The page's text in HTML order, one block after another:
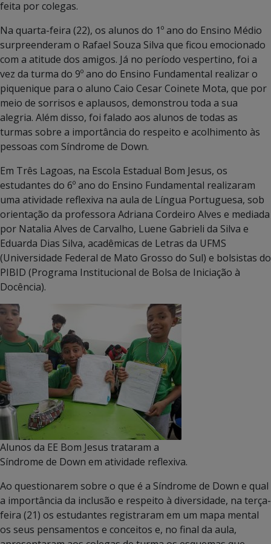
feita por colegas.
Na quarta-feira (22), os alunos do 1º ano do Ensino Médio
surpreenderam o Rafael Souza Silva que ficou emocionado
com a atitude dos amigos. Já no período vespertino, foi a
vez da turma do 9º ano do Ensino Fundamental realizar o
piquenique para o aluno Caio Cesar Coinete Mota, que por
meio de sorrisos e aplausos, demonstrou toda a sua
alegria. Além disso, foi falado aos alunos de todas as
turmas sobre a importância do respeito e acolhimento às
pessoas com Síndrome de Down.
Em Três Lagoas, na Escola Estadual Bom Jesus, os
estudantes do 6º ano do Ensino Fundamental realizaram
uma atividade reflexiva na aula de Língua Portuguesa, sob
orientação da professora Adriana Cordeiro Alves e mediada
por Natalia Alves de Carvalho, Luene Gabrieli da Silva e
Eduarda Dias Silva, acadêmicas de Letras da UFMS
(Universidade Federal de Mato Grosso do Sul) e bolsistas do
PIBID (Programa Institucional de Bolsa de Iniciação à
Docência).
Alunos da EE Bom Jesus trataram a
Síndrome de Down em atividade reflexiva.
Ao questionarem sobre o que é a Síndrome de Down e qual
a importância da inclusão e respeito à diversidade, na terça-
feira (21) os estudantes registraram em um mapa mental
os seus pensamentos e conceitos e, no final da aula,